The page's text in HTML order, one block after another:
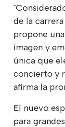
de la
propone
imagen y
única que
concierto y
afirma la
El nuevo
para